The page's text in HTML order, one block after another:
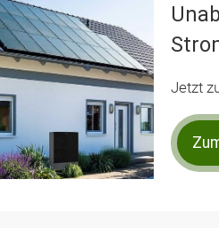
Jetzt